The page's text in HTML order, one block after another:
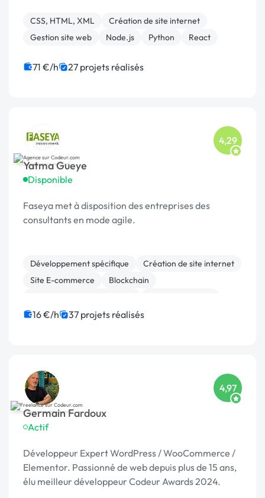
plateforme.
CSS, HTML, XML
Création de site internet
Gestion site web
Node.js Python React
71 €/h 27 projets réalisés
Yatma Gueye
Disponible
4,29
Faseya met à disposition des entreprises des
consultants en mode agile.
Développement spécifique
Création de site internet
Site E-commerce
Blockchain
IoT
Dropshipping
Ubercart
16 €/h 37 projets réalisés
Germain Fardoux
Actif
4,97
Développeur Expert WordPress / WooCommerce /
Elementor. Passionné de web depuis plus de 15 ans,
élu meilleur développeur Codeur Awards 2024.